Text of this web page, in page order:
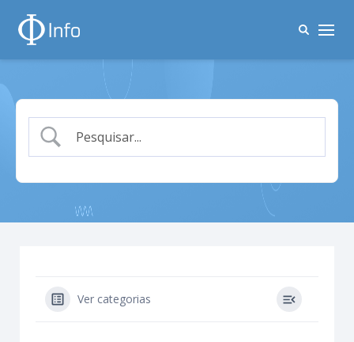
Ver categorias